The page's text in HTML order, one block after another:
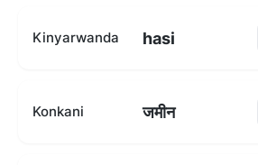
Kinyarwanda hasi
Konkani जमीन